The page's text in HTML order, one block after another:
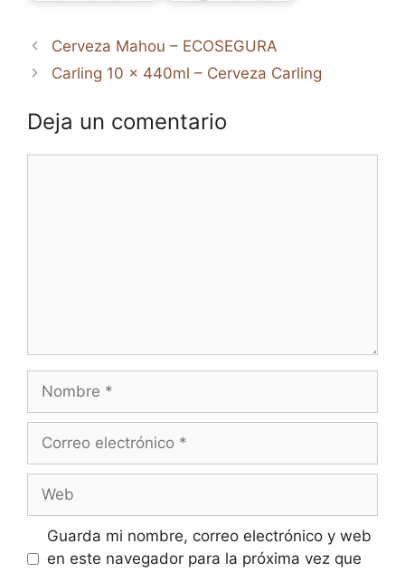
Cerveza Mahou – ECOSEGURA
Carling 10 x 440ml – Cerveza Carling
Deja un comentario
Nombre
Correo
Web
Guarda mi nombre, correo electrónico y web
en este navegador para la próxima vez que